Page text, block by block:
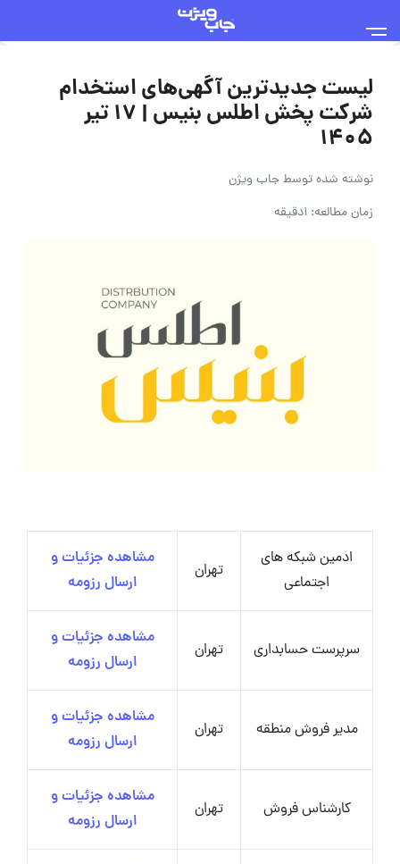
لیست جدیدترین آگهی‌های استخدام
شرکت پخش اطلس بنیس | ۱۷ تیر
۱۴۰۵
نوشته شده توسطجاب ویژن
زمان مطالعه: 1دقیقه
ادمین شبکه های
اجتماعی
تهران
مشاهده جزئیات و
ارسال رزومه
سرپرست حسابداری تهران
مشاهده جزئیات و
ارسال رزومه
مدیر فروش منطقه تهران
مشاهده جزئیات و
ارسال رزومه
کارشناس فروش تهران
مشاهده جزئیات و
ارسال رزومه